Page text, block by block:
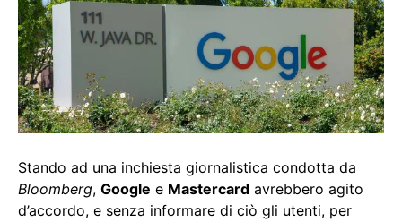
Stando ad una inchiesta giornalistica condotta da
Bloomberg, Google e Mastercard avrebbero agito
d’accordo, e senza informare di ciò gli utenti, per